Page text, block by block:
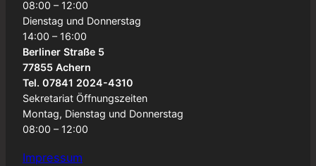
08:00 – 12:00
Dienstag und Donnerstag
14:00 – 16:00
Berliner Straße 5
77855 Achern
Tel. 07841 2024-4310
Sekretariat Öffnungszeiten
Montag, Dienstag und Donnerstag
08:00 – 12:00
Impressum